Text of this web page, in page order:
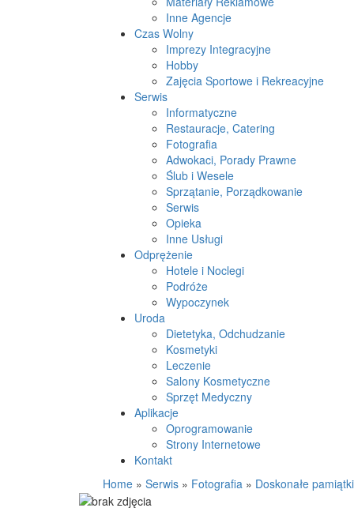
Inne Agencje
Czas Wolny
Imprezy Integracyjne
Hobby
Zajęcia Sportowe i Rekreacyjne
Serwis
Informatyczne
Restauracje, Catering
Fotografia
Adwokaci, Porady Prawne
Ślub i Wesele
Sprzątanie, Porządkowanie
Serwis
Opieka
Inne Usługi
Odprężenie
Hotele i Noclegi
Podróże
Wypoczynek
Uroda
Dietetyka, Odchudzanie
Kosmetyki
Leczenie
Salony Kosmetyczne
Sprzęt Medyczny
Aplikacje
Oprogramowanie
Strony Internetowe
Kontakt
Home » Serwis » Fotografia » Doskonałe